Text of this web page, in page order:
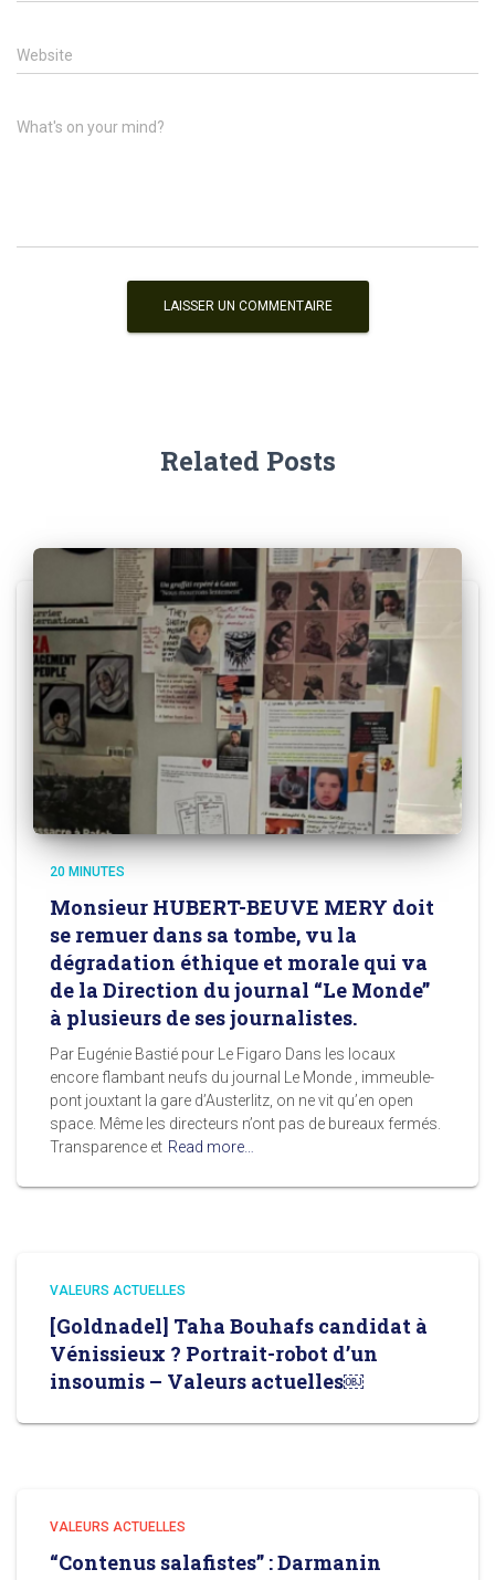
Website
What's on your mind?
Related Posts
20 MINUTES
Monsieur HUBERT-BEUVE MERY doit
se remuer dans sa tombe, vu la
dégradation éthique et morale qui va
de la Direction du journal “Le Monde”
à plusieurs de ses journalistes.
Par Eugénie Bastié pour Le Figaro Dans les locaux
encore flambant neufs du journal Le Monde , immeuble-
pont jouxtant la gare d’Austerlitz, on ne vit qu’en open
space. Même les directeurs n’ont pas de bureaux fermés.
Transparence et Read more…
VALEURS ACTUELLES
[Goldnadel] Taha Bouhafs candidat à
Vénissieux ? Portrait-robot d’un
insoumis – Valeurs actuelles￼
VALEURS ACTUELLES
“Contenus salafistes” : Darmanin